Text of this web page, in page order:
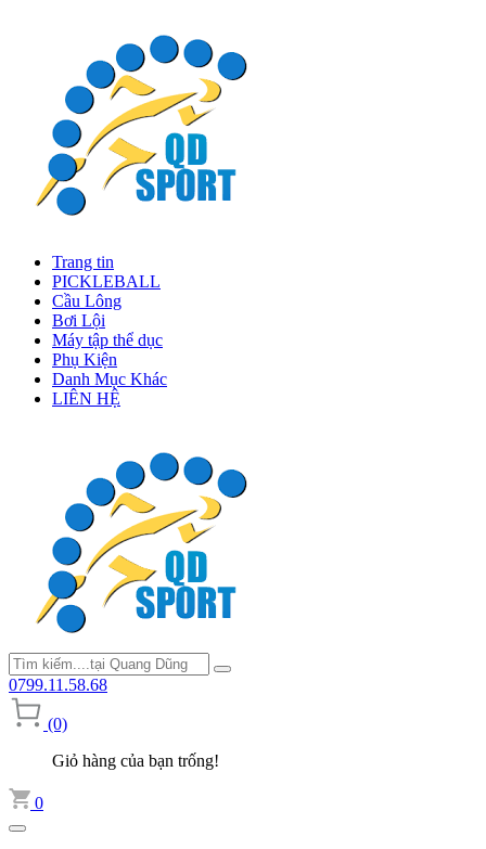
Trang tin
PICKLEBALL
Cầu Lông
Bơi Lội
Máy tập thể dục
Phụ Kiện
Danh Mục Khác
LIÊN HỆ
0799.11.58.68
(0)
Giỏ hàng của bạn trống!
0